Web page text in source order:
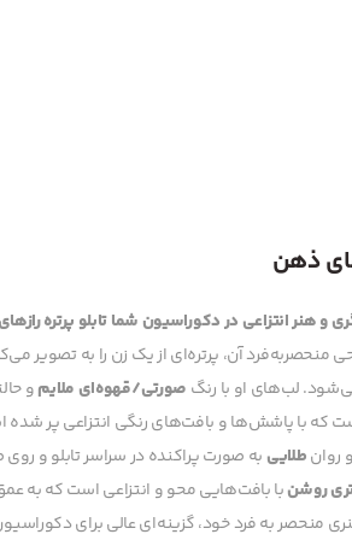
ذهن
و هنر انتزاعی در دکوراسیون شماتابلو پرتره
آن، پرتره‌ای از یک زن را به تصویر
لب‌های او با رنگ صورتی/قهوه‌ای ملایمو
است که با پاشش‌ها و بافت‌های رنگی انتزاعی
روانطلایی به صورت پراکنده در سراسر تابلو و
روشنبا بافت‌هایی محو و انتزاعی است که به
منحصر به فرد خود، گزینه‌ای عالی برای